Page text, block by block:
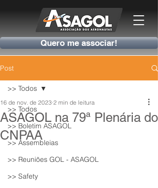
Quero me associar!
Post
>> Todos
>> Boletim ASAGOL
>> Assembleias
>> Reuniões GOL - ASAGOL
>> Safety
>> Todos
ASAGOL na 79ª Plenária do
CNPAA
16 de nov. de 2023 2 min de leitura